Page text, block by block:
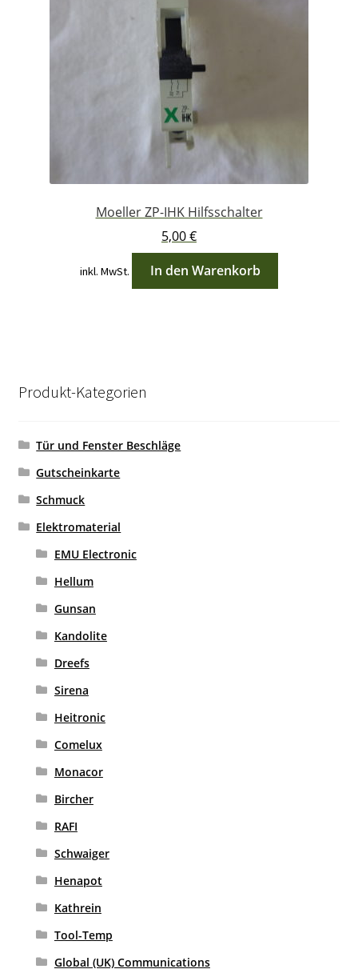
Moeller ZP-IHK Hilfsschalter
5,00€
inkl. MwSt. In den Warenkorb
Produkt-Kategorien
Tür und Fenster Beschläge
Gutscheinkarte
Schmuck
Elektromaterial
EMU Electronic
Hellum
Gunsan
Kandolite
Dreefs
Sirena
Heitronic
Comelux
Monacor
Bircher
RAFI
Schwaiger
Henapot
Kathrein
Tool-Temp
Global (UK) Communications